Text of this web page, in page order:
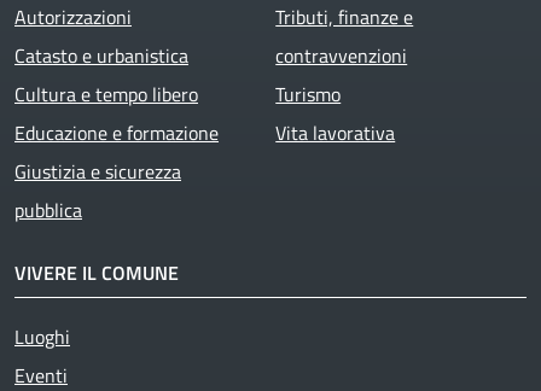
Autorizzazioni
Catasto e urbanistica
Cultura e tempo libero
Educazione e formazione
Giustizia e sicurezza
pubblica
Tributi, finanze e
contravvenzioni
Turismo
Vita lavorativa
VIVERE IL COMUNE
Luoghi
Eventi